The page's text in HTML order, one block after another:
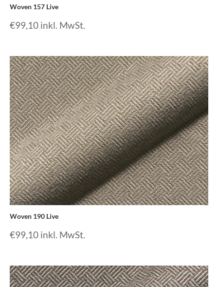
Woven 157 Live
€99,10 inkl. MwSt.
Woven 190 Live
€99,10 inkl. MwSt.